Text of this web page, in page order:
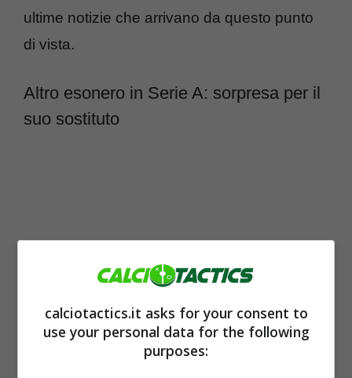
ultime notizie che arrivano da questo punto
di vista.
Altro esonero in Serie A: sorpresa per il
suo sostituto
calciotactics.it asks for your consent to
use your personal data for the following
purposes: